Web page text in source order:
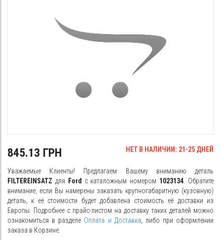
845.13 ГРН НЕТ В НАЛИЧИИ: 21-25 ДНЕЙ
Уважаемые Клиенты! Предлагаем Вашему вниманию деталь
FILTEREINSATZ для Ford с каталожным номером 1023134 . Обратите
внимание, если Вы намерены заказать крупногабаритную (кузовную)
деталь, к её стоимости будет добавлена стоимость её доставки из
Европы. Подробнее с прайс-листом на доставку таких деталей можно
ознакомиться в разделе Оплата и Доставка , либо при оформлении
заказа в Корзине.